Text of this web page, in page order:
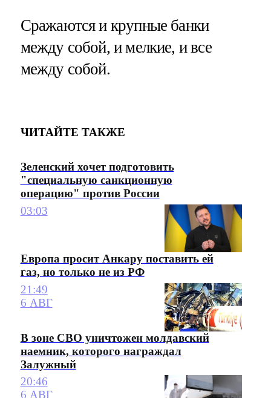
Сражаются и крупные банки
между собой, и мелкие, и все
между собой.
ЧИТАЙТЕ ТАКЖЕ
Зеленский хочет подготовить
"специальную санкционную
операцию" против России
03:03
Европа просит Анкару поставить ей
газ, но только не из РФ
21:49
6 АВГ
В зоне СВО уничтожен молдавский
наемник, которого награждал
Залужный
20:46
6 АВГ